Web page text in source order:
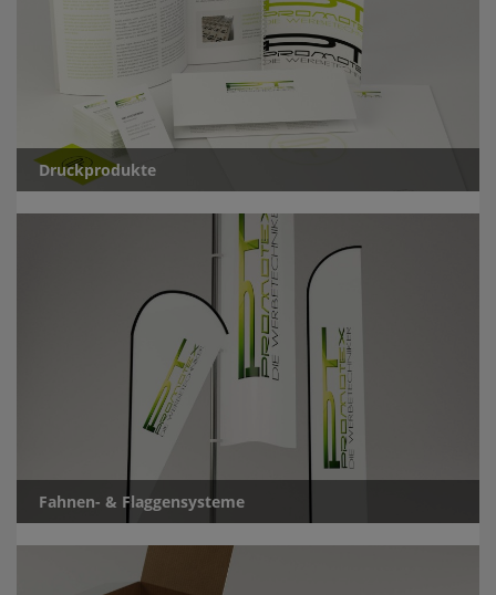
Druckprodukte
Fahnen- & Flaggensysteme